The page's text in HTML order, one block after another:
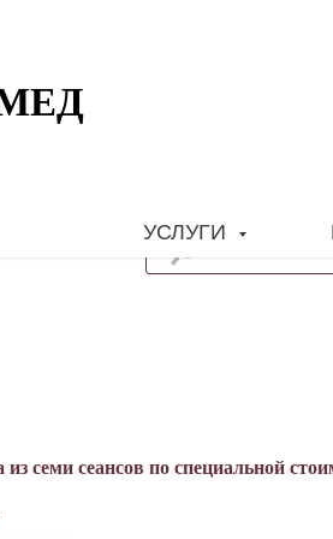
УСЛУГИ
семи сеансов по специальной